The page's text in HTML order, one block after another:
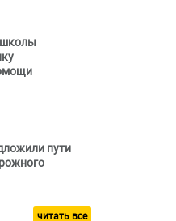
пути
читать все